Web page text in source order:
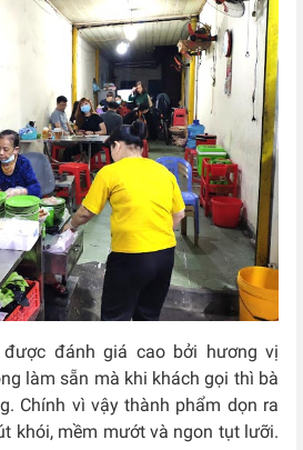
được đánh giá cao bởi hương vị
làm sẵn mà khi khách gọi thì bà
Chính vì vậy thành phẩm dọn ra
khói, mềm mướt và ngon tụt lưỡi.